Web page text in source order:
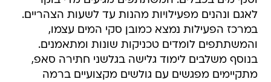
לאגם ונהנים מפעילויות מהנות עד לשעות הצהריים.
במרכז הפעילות נמצא כמובן סקי המים עצמו,
והמשתתפים לומדים טכניקות שונות ומתאמנים.
בנוסף משלבים לימוד גלישה בגלשני חתירה סאפ,
מתקיימים מפגשים עם גולשים מקצועיים ברמה